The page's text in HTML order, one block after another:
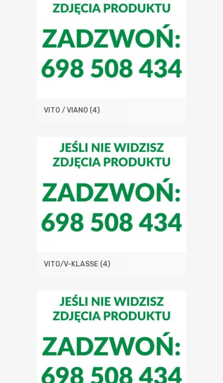
VITO / VIANO (4)
VITO/V-KLASSE (4)